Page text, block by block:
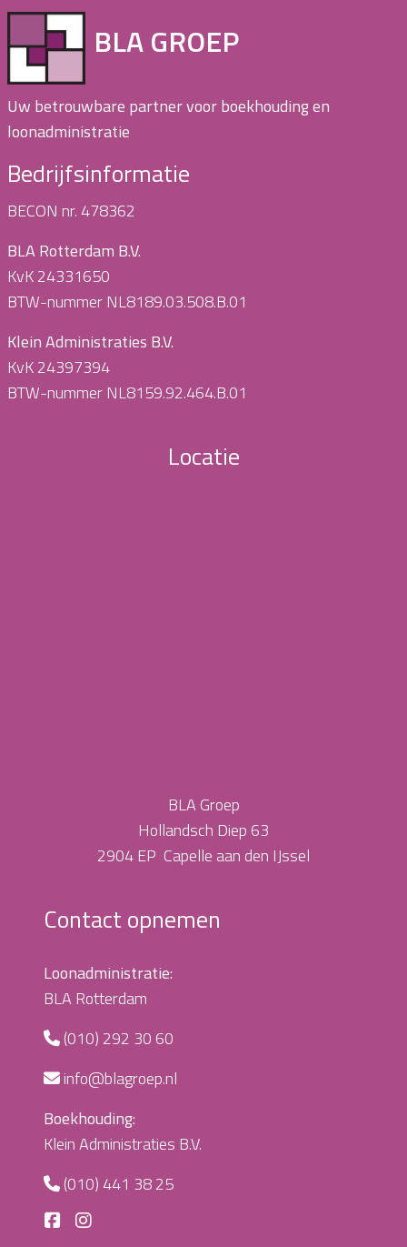
BLA GROEP
Uw betrouwbare partner voor boekhouding en
loonadministratie
Bedrijfsinformatie
BECON nr. 478362
BLA Rotterdam B.V.
KvK 24331650
BTW-nummer NL8189.03.508.B.01
Klein Administraties B.V.
KvK 24397394
BTW-nummer NL8159.92.464.B.01
Locatie
BLA Groep
Hollandsch Diep 63
2904 EP Capelle aan den IJssel
Contact opnemen
Loonadministratie:
BLA Rotterdam
(010) 292 30 60
info@blagroep.nl
Boekhouding:
Klein Administraties B.V.
(010) 441 38 25